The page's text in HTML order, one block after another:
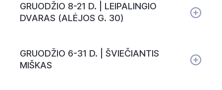
GRUODŽIO 8-21 D. | LEIPALINGIO
DVARAS (ALĖJOS G. 30)
GRUODŽIO 6-31 D. | ŠVIEČIANTIS
MIŠKAS